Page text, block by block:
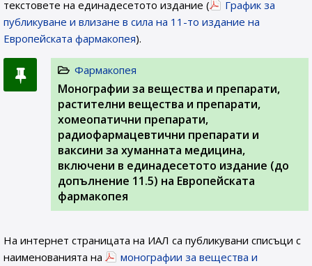
текстовете на единадесетото издание (
График за
публикуване и влизане в сила на 11-то издание на
Европейската фармакопея).
Фармакопея
Монографии за вещества и препарати,
растителни вещества и препарати,
хомеопатични препарати,
радиофармацевтични препарати и
ваксини за хуманната медицина,
включени в единадесетото издание (до
допълнение 11.5) на Европейската
фармакопея
На интернет страницата на ИАЛ са публикувани списъци с
наименованията на
монографии за вещества и